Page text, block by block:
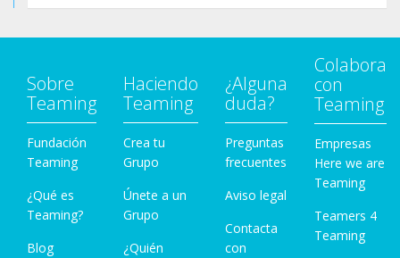
Sobre
Teaming
Fundación
Teaming
¿Qué es
Teaming?
Blog
Haciendo
Teaming
Crea tu
Grupo
Únete a un
Grupo
¿Quién
¿Alguna
duda?
Preguntas
frecuentes
Aviso legal
Contacta
con
Colabora
con
Teaming
Empresas
Here we are
Teaming
Teamers 4
Teaming